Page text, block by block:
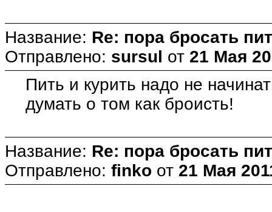
Название: Re: пора бросать
Отправлено: sursul от 21 Мая
Пить и курить надо не
думать о том как броисть!
Название: Re: пора бросать
Отправлено: finko от 21 Мая